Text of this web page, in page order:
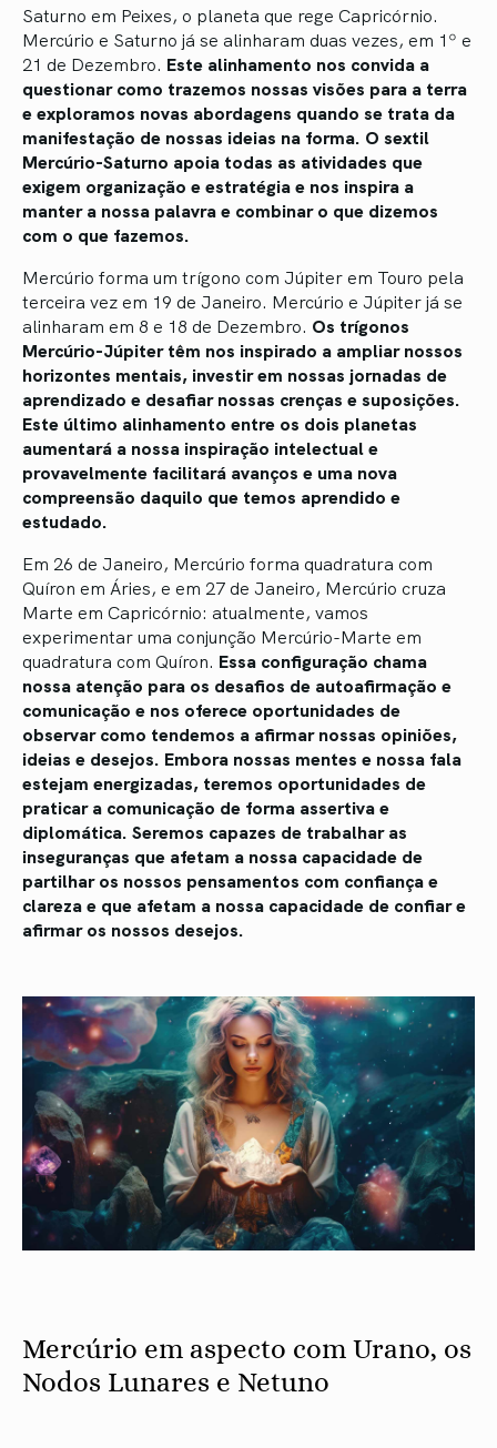
Saturno em Peixes, o planeta que rege Capricórnio.
Mercúrio e Saturno já se alinharam duas vezes, em 1º e
21 de Dezembro. Este alinhamento nos convida a
questionar como trazemos nossas visões para a terra
e exploramos novas abordagens quando se trata da
manifestação de nossas ideias na forma. O sextil
Mercúrio-Saturno apoia todas as atividades que
exigem organização e estratégia e nos inspira a
manter a nossa palavra e combinar o que dizemos
com o que fazemos.
Mercúrio forma um trígono com Júpiter em Touro pela
terceira vez em 19 de Janeiro. Mercúrio e Júpiter já se
alinharam em 8 e 18 de Dezembro. Os trígonos
Mercúrio-Júpiter têm nos inspirado a ampliar nossos
horizontes mentais, investir em nossas jornadas de
aprendizado e desafiar nossas crenças e suposições.
Este último alinhamento entre os dois planetas
aumentará a nossa inspiração intelectual e
provavelmente facilitará avanços e uma nova
compreensão daquilo que temos aprendido e
estudado.
Em 26 de Janeiro, Mercúrio forma quadratura com
Quíron em Áries, e em 27 de Janeiro, Mercúrio cruza
Marte em Capricórnio: atualmente, vamos
experimentar uma conjunção Mercúrio-Marte em
quadratura com Quíron. Essa configuração chama
nossa atenção para os desafios de autoafirmação e
comunicação e nos oferece oportunidades de
observar como tendemos a afirmar nossas opiniões,
ideias e desejos. Embora nossas mentes e nossa fala
estejam energizadas, teremos oportunidades de
praticar a comunicação de forma assertiva e
diplomática. Seremos capazes de trabalhar as
inseguranças que afetam a nossa capacidade de
partilhar os nossos pensamentos com confiança e
clareza e que afetam a nossa capacidade de confiar e
afirmar os nossos desejos.
Mercúrio em aspecto com Urano, os
Nodos Lunares e Netuno